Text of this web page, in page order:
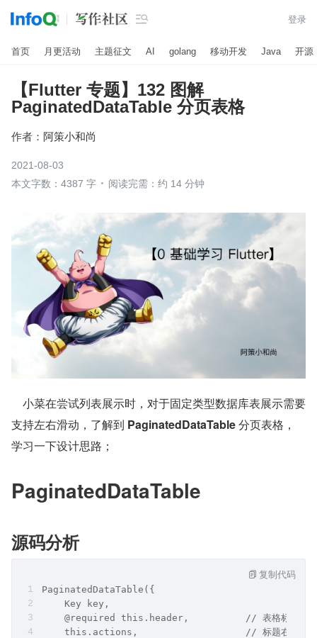
 登录
首页 月更活动 主题征文 AI golang 移动开发 Java 开源
【Flutter 专题】132 图解
PaginatedDataTable 分页表格
作者： 阿策小和尚
2021-08-03
本文字数：4387 字
阅读完需：约 14 分钟
小菜在尝试列表展示时，对于固定类型数据库表展示需要
支持左右滑动，了解到 PaginatedDataTable 分页表格，
学习一下设计思路；
PaginatedDataTable
源码分析
PaginatedDataTable({
    Key key,
    @required this.header,          // 表格标题
this.actions,                   // 标题右侧图标
复制代码